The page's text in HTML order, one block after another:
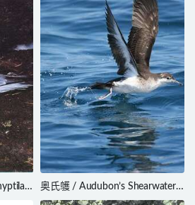
奥氏鹱 / Audubon’s Shearwater /
Puffinus lherminieri